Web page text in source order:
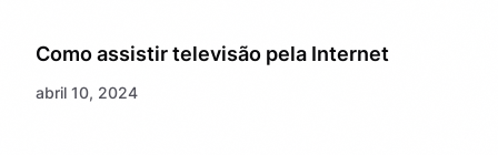
Como assistir televisão pela Internet
abril 10, 2024